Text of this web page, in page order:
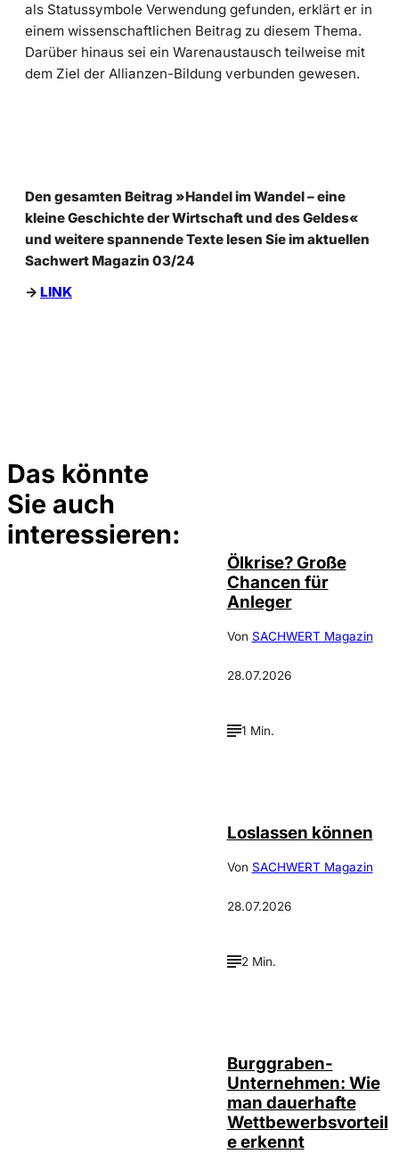
als Statussymbole Verwendung gefunden, erklärt er in
einem wissenschaftlichen Beitrag zu diesem Thema.
Darüber hinaus sei ein Warenaustausch teilweise mit
dem Ziel der Allianzen-Bildung verbunden gewesen.
Den gesamten Beitrag »Handel im Wandel – eine
kleine Geschichte der Wirtschaft und des Geldes«
und weitere spannende Texte lesen Sie im aktuellen
Sachwert Magazin 03/24
-> LINK
Das könnte
Sie auch
interessieren:
Ölkrise? Große
Chancen für
Anleger
Von SACHWERT Magazin
28.07.2026
1 Min.
Loslassen können
Von SACHWERT Magazin
28.07.2026
2 Min.
Burggraben-
Unternehmen: Wie
man dauerhafte
Wettbewerbsvorteil
e erkennt